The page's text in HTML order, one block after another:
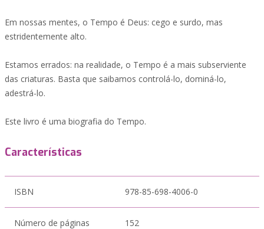
Em nossas mentes, o Tempo é Deus: cego e surdo, mas
estridentemente alto.
Estamos errados: na realidade, o Tempo é a mais subserviente
das criaturas. Basta que saibamos controlá-lo, dominá-lo,
adestrá-lo.
Este livro é uma biografia do Tempo.
Características
ISBN 978-85-698-4006-0
Número de páginas 152